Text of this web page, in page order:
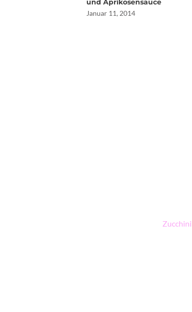
und Aprikosensauce
Januar 11, 2014